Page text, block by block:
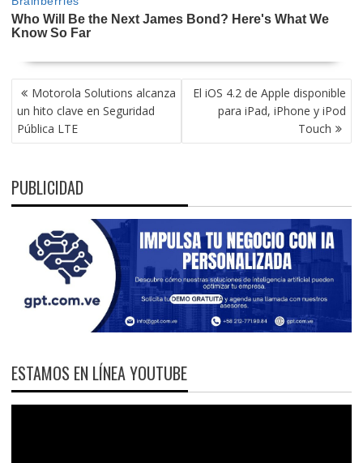
NAVEGACIÓN
DE
ENTRADAS
Motorola Solutions alcanza
un hito clave en Seguridad
Pública LTE
El iOS 4.2 de Apple disponible
para iPad, iPhone y iPod
Touch
PUBLICIDAD
ESTAMOS EN LÍNEA YOUTUBE